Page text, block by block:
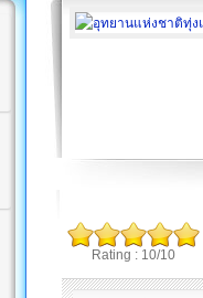
Rating : 10/10